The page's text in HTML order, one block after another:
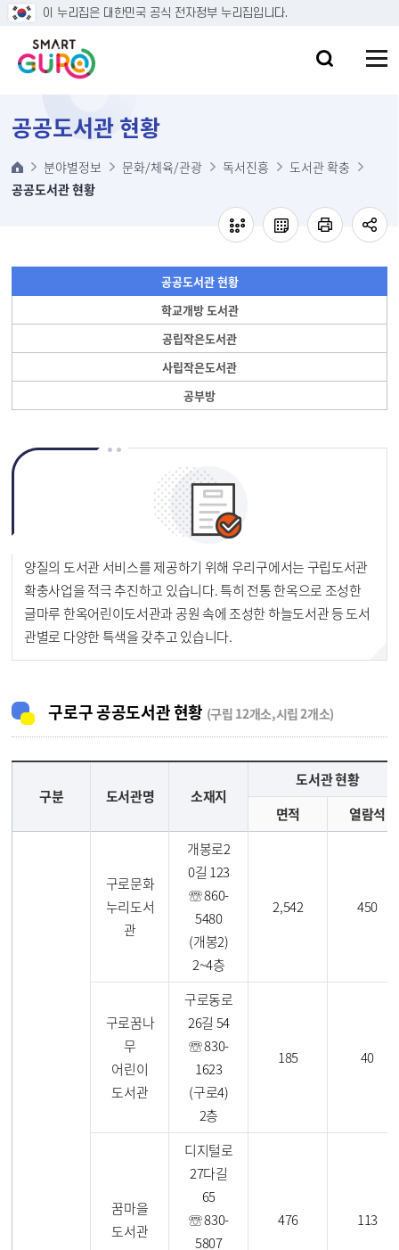
본문 바로가기
이 누리집은 대한민국 공식 전자정부 누리집입니다.
공공도서관 현황
분야별정보 문화/체육/관광 독서진흥
도서관 확충
공공도서관 현황
공공도서관 현황
학교개방 도서관
공립작은도서관
사립작은도서관
공부방
양질의 도서관 서비스를 제공하기 위해 우리구에서는 구립도서관
확충사업을 적극 추진하고 있습니다. 특히 전통 한옥으로 조성한
글마루 한옥어린이도서관과 공원 속에 조성한 하늘도서관 등 도서
관별로 다양한 특색을 갖추고 있습니다.
구로구 공공도서관 현황 (구립 12개소,시립 2개소)
구분 도서관명 소재지
도서관 현황
면적
열람석
구로문화
누리도서
관
개봉로2
0길 123
☏ 860-
5480
(개봉2)
2~4층
2,542 450
구로꿈나
무
어린이
도서관
구로동로
26길 54
☏ 830-
1623
(구로4)
2층
185 40
꿈마을
도서관
디지털로
27다길
65
☏ 830-
5807
476 113